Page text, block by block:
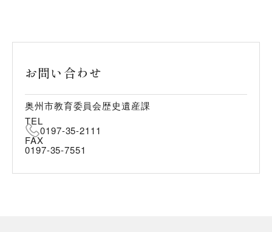
お問い合わせ
奥州市教育委員会歴史遺産課
TEL
0197-35-2111
FAX
0197-35-7551